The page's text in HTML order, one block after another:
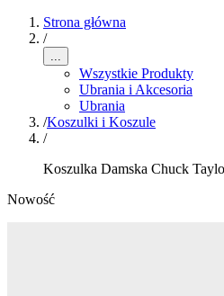
Strona główna
/
...
Wszystkie Produkty
Ubrania i Akcesoria
Ubrania
/Koszulki i Koszule
/
Koszulka Damska Chuck
Nowość